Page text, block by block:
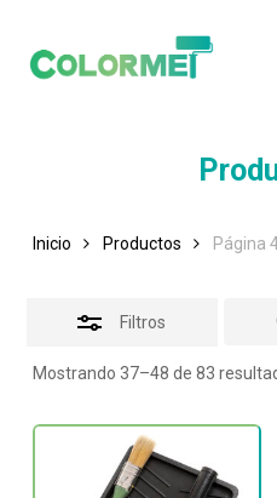
main
Inicio Productos Página
Filtros
Mostrando 37–48 de 83